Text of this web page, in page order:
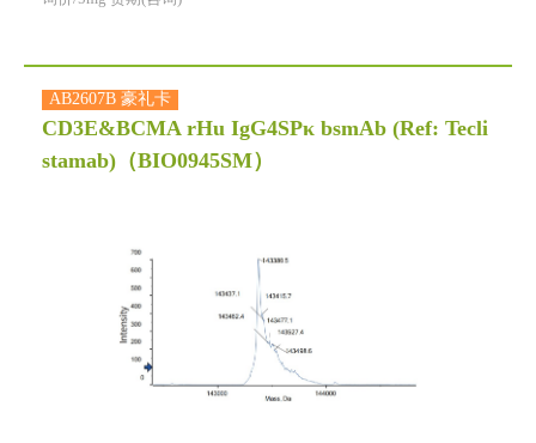
AB2607B 豪礼卡
CD3E&BCMA rHu IgG4SPκ bsmAb (Ref: Tecli
stamab) （BIO0945SM）